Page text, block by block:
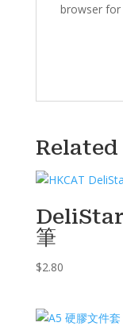
browser
筆
$2.80